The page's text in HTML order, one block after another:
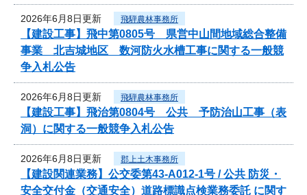
2026年6月8日更新 飛騨農林事務所
【建設工事】飛中第0805号 県営中山間地域総合整備
事業 北吉城地区 数河防火水槽工事に関する一般競
争入札公告
2026年6月8日更新 飛騨農林事務所
【建設工事】飛治第0804号 公共 予防治山工事（表
洞）に関する一般競争入札公告
2026年6月8日更新 郡上土木事務所
【建設関連業務】公交委第43-A012-1号 / 公共 防災・
安全交付金（交通安全）道路標識点検業務委託 に関す